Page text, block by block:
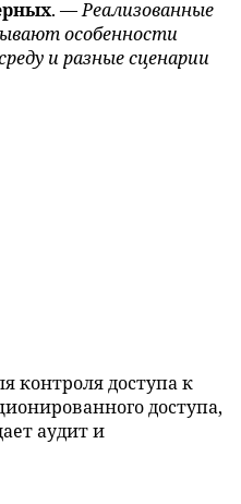
. —Реализованные
особенности
и разные сценарии
контроля доступа к
доступа,
аудит и